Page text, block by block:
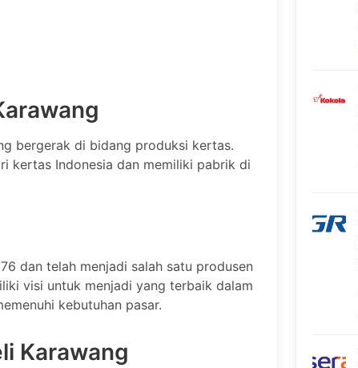
bergerak di bidang produksi kertas.
kertas Indonesia dan memiliki pabrik di
dan telah menjadi salah satu produsen
visi untuk menjadi yang terbaik dalam
kebutuhan pasar.
Karawang